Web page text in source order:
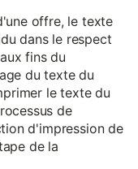
offre, le texte
dans le respect
fins du
du texte du
le texte du
de
d'impression de
de la